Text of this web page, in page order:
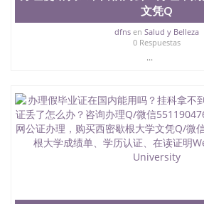
文凭Q
dfnsen Salud y Belleza
0 Respuestas
...